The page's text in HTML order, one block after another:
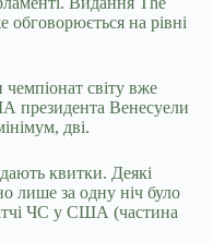
на рівні
світу вже
президента Венесуели
дві.
квитки. Деякі
лише за одну ніч було
ЧС у США (частина